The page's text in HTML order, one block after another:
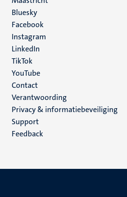
Social
media
Bluesky
Facebook
Instagram
LinkedIn
TikTok
YouTube
Menu
footer
(NL)
Contact
Verantwoording
Privacy & informatiebeveiliging
Support
Feedback